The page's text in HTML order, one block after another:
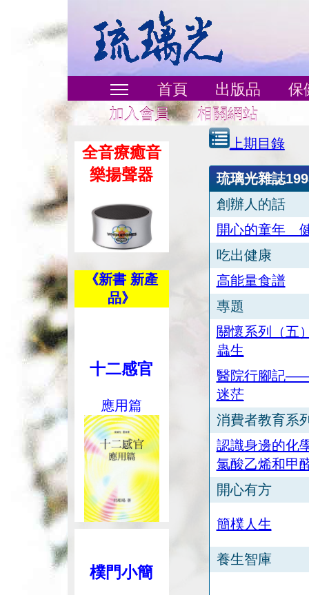
首頁 出版品
保
加入會員
相關網站
全音療癒音
樂揚聲器
《新書 新產
品》
十二感官
應用篇
樸門小簡
上期目錄
琉璃光雜誌
創辦人的話
開心的童年
吃出健康
高能量食譜
專題
關懷系列（
蟲生
醫院行腳記
迷茫
消費者教育系
認識身邊的
氯酸乙烯和甲
開心有方
簡樸人生
養生智庫